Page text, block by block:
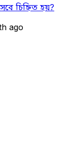
চিহ্নিত হয়?
ago